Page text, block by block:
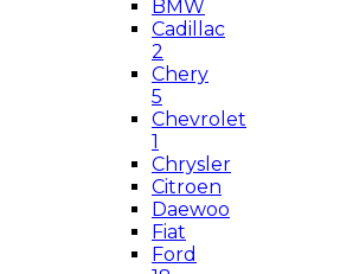
BMW
Cadillac
2
Chery
5
Chevrolet
1
Chrysler
Citroen
Daewoo
Fiat
Ford